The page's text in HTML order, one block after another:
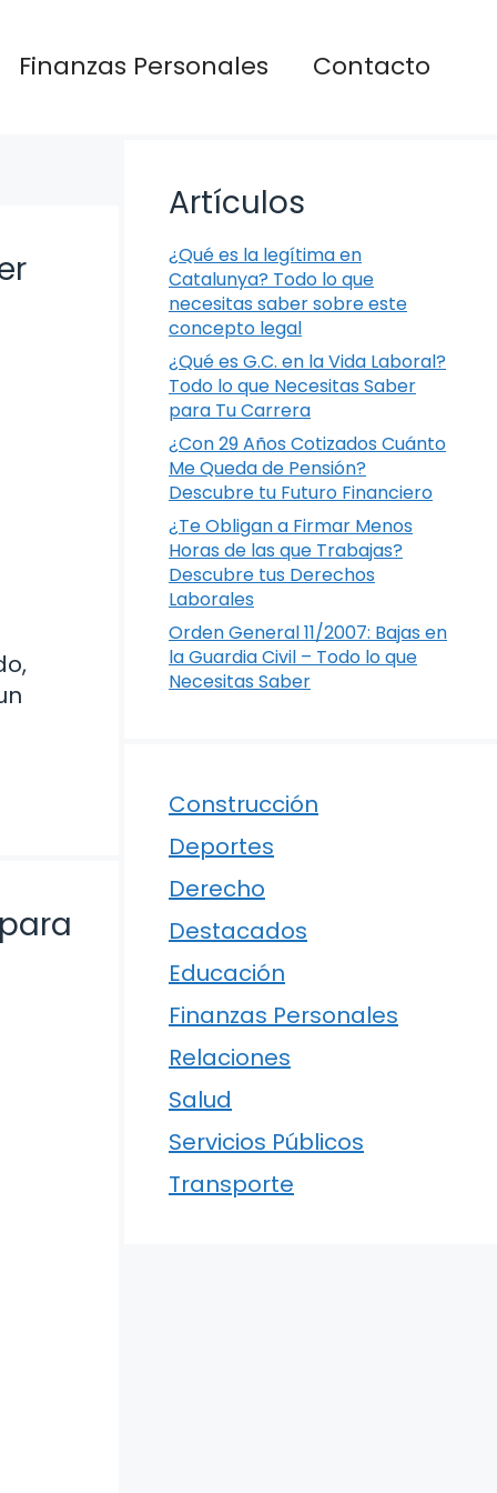
Finanzas Personales Contacto
Artículos
¿Qué es la legítima en
Catalunya? Todo lo que
necesitas saber sobre este
concepto legal
¿Qué es G.C. en la Vida Laboral?
Todo lo que Necesitas Saber
para Tu Carrera
¿Con 29 Años Cotizados Cuánto
Me Queda de Pensión?
Descubre tu Futuro Financiero
¿Te Obligan a Firmar Menos
Horas de las que Trabajas?
Descubre tus Derechos
Laborales
Orden General 11/2007: Bajas en
la Guardia Civil – Todo lo que
Necesitas Saber
Construcción
Deportes
Derecho
Destacados
Educación
Finanzas Personales
Relaciones
Salud
Servicios Públicos
Transporte